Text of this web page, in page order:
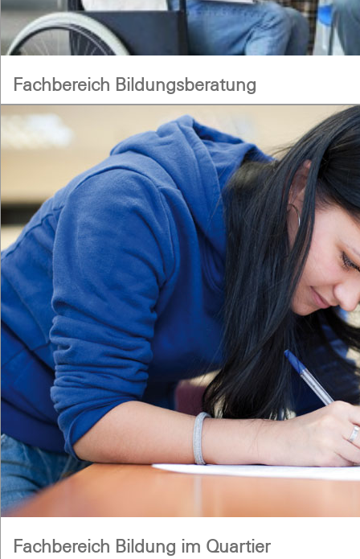
Fachbereich Bildungsberatung
Fachbereich Bildung im Quartier